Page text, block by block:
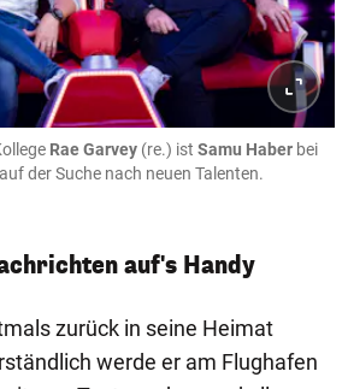
Rae Garvey (re.) ist Samu Haber bei
der Suche nach neuen Talenten.
auf's Handy
zurück in seine Heimat
werde er am Flughafen